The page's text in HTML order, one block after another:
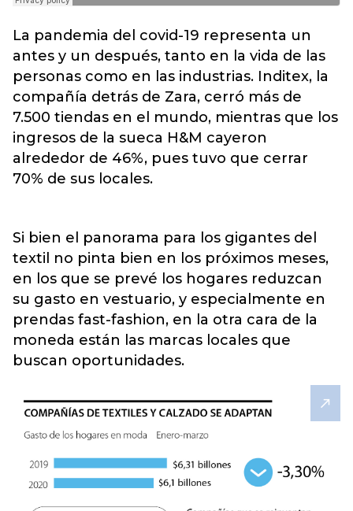
La pandemia del covid-19 representa un
antes y un después, tanto en la vida de las
personas como en las industrias. Inditex, la
compañía detrás de Zara, cerró más de
7.500 tiendas en el mundo, mientras que los
ingresos de la sueca H&M cayeron
alrededor de 46%, pues tuvo que cerrar
70% de sus locales.
Si bien el panorama para los gigantes del
textil no pinta bien en los próximos meses,
en los que se prevé los hogares reduzcan
su gasto en vestuario, y especialmente en
prendas fast-fashion, en la otra cara de la
moneda están las marcas locales que
buscan oportunidades.